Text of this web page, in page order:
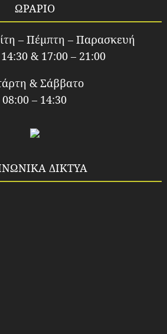
ΩΡΑΡΙΟ
– Πέμπτη – Παρασκευή
& 17:00 – 21:00
& Σάββατο
08:00 – 14:30
ΔΙΚΤΥΑ